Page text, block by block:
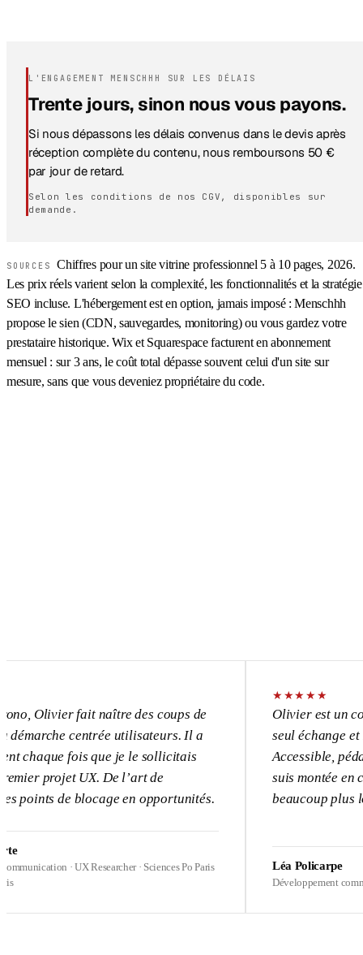
L'ENGAGEMENT MENSCHHH SUR LES DÉLAIS
Trente jours, sinon nous vous payons.
Si nous dépassons les délais convenus dans le devis après
réception complète du contenu, nous remboursons 50 €
par jour de retard.
Selon les conditions de nos CGV, disponibles sur
demande.
SOURCESChiffres pour un site vitrine professionnel 5 à 10 pages, 2026.
Les prix réels varient selon la complexité, les fonctionnalités et la stratégie
SEO incluse. L'hébergement est en option, jamais imposé : Menschhh
propose le sien (CDN, sauvegardes, monitoring) ou vous gardez votre
prestataire historique. Wix et Squarespace facturent en abonnement
mensuel : sur 3 ans, le coût total dépasse souvent celui d'un site sur
mesure, sans que vous deveniez propriétaire du code.
fait naître des coups de
centrée utilisateurs. Il a
fois que je le sollicitais
UX. De l’art de
blocage en opportunités.
UX Researcher · Sciences Po Paris
Olivier est un consultant
seul échange et l’UX
Accessible, pédagogue,
suis montée en
beaucoup plus loin sur
Léa Policarpe
Développement commercial ·